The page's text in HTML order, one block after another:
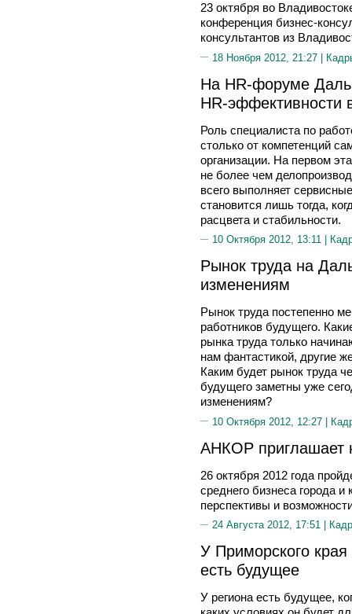
23 октября во
конференция бизнес-
консультантов из
18 Ноября 2012, 21:27 |
На HR-форуме
HR-эффективности
Роль специалиста по
столько от компетенций
организации. На первом
не более чем
всего выполняет
становится лишь тогда,
расцвета и стабильности.
10 Октября 2012, 13:11 |
Рынок труда на
изменениям
Рынок труда постепенно
работников будущего.
рынка труда только
нам фантастикой, другие
Каким будет рынок труда
будущего заметны уже
изменениям?
10 Октября 2012, 12:27 |
АНКОР приглашает
26 октября 2012 года
среднего бизнеса города и
перспективы и
24 Августа 2012, 17:51 |
У Приморского
есть будущее
У региона есть будущее,